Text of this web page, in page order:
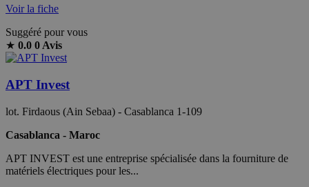
Voir la fiche
Suggéré pour vous
★ 0.0 0 Avis
APT Invest
lot. Firdaous (Ain Sebaa) - Casablanca 1-109
Casablanca - Maroc
APT INVEST est une entreprise spécialisée dans la fourniture de
matériels électriques pour les...